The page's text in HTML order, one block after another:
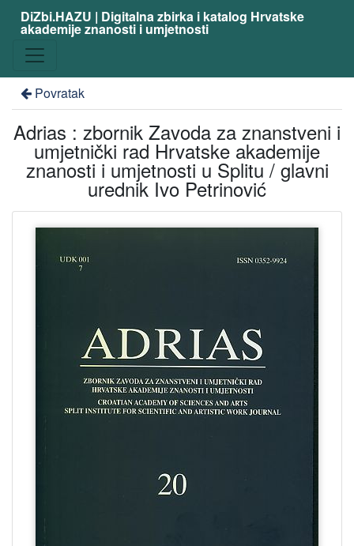
DiZbi.HAZU | Digitalna zbirka i katalog Hrvatske
akademije znanosti i umjetnosti
Povratak
Adrias : zbornik Zavoda za znanstveni i
umjetnički rad Hrvatske akademije
znanosti i umjetnosti u Splitu / glavni
urednik Ivo Petrinović